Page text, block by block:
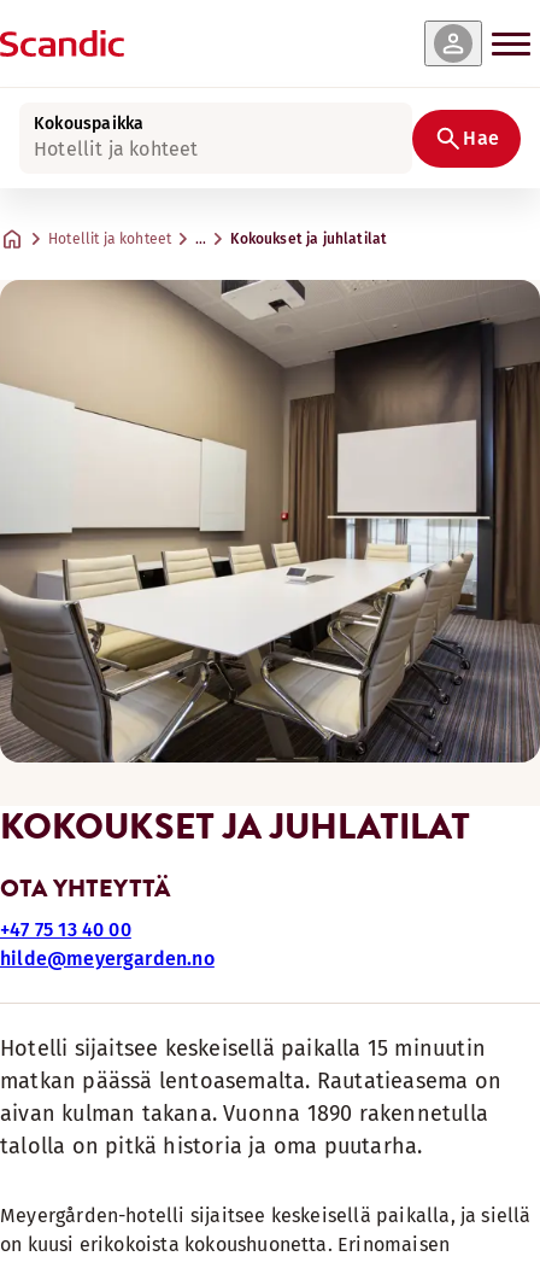
Kokouspaikka
Hotellit ja kohteet Hae
Hotellit ja kohteet … Kokoukset ja juhlatilat
KOKOUKSET JA JUHLATILAT
OTA YHTEYTTÄ
+47 75 13 40 00
hilde@meyergarden.no
Hotelli sijaitsee keskeisellä paikalla 15 minuutin
matkan päässä lentoasemalta. Rautatieasema on
aivan kulman takana. Vuonna 1890 rakennetulla
talolla on pitkä historia ja oma puutarha.
Meyergården-hotelli sijaitsee keskeisellä paikalla, ja siellä
on kuusi erikokoista kokoushuonetta. Erinomaisen